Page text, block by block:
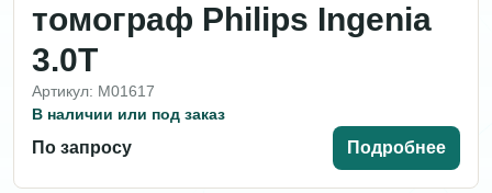
томограф Philips Ingenia
3.0T
Артикул: M01617
В наличии или под заказ
По запросу Подробнее